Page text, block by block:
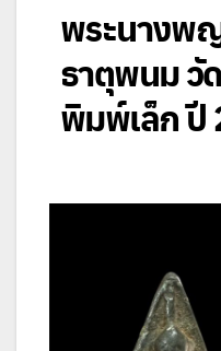
พระนางพ
ธาตุพนม วั
พิมพ์เล็ก ปี